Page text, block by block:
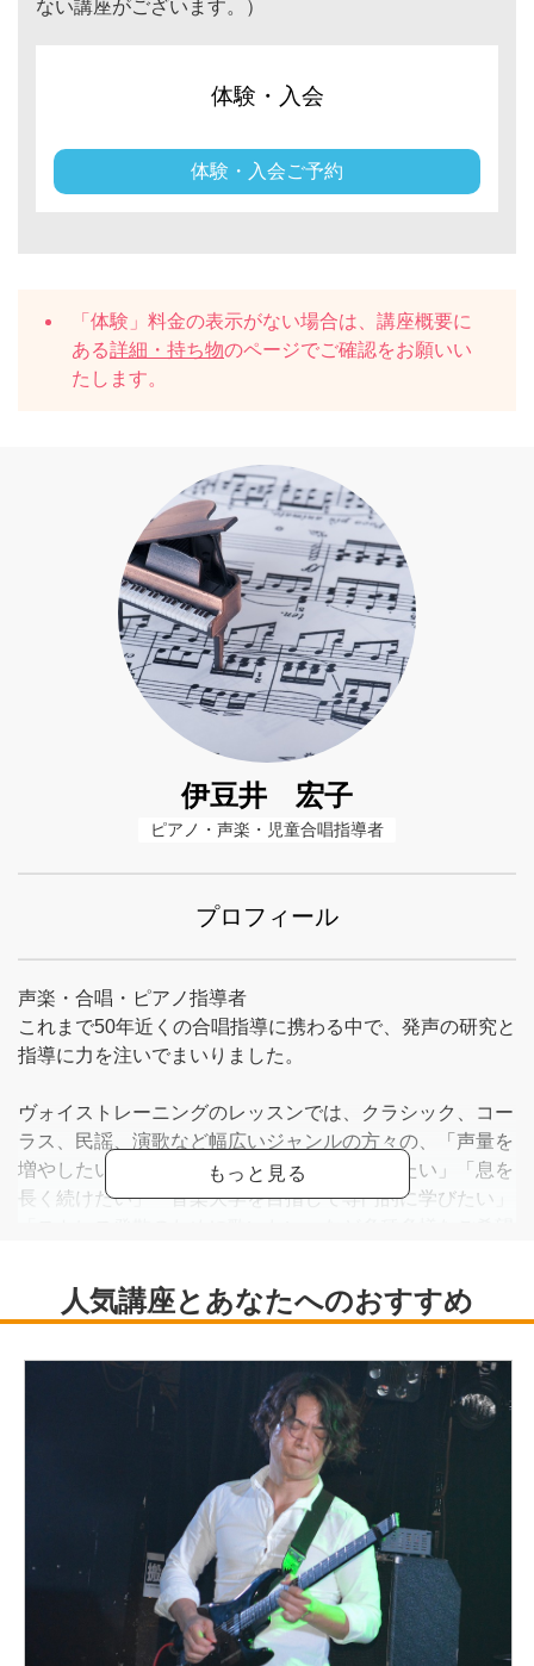
ない講座がございます。）
体験・入会
体験・入会ご予約
「体験」料金の表示がない場合は、講座概要に
ある詳細・持ち物のページでご確認をお願いい
たします。
伊豆井 宏子
ピアノ・声楽・児童合唱指導者
プロフィール
声楽・合唱・ピアノ指導者
これまで50年近くの合唱指導に携わる中で、発声の研究と
指導に力を注いでまいりました。
ヴォイストレーニングのレッスンでは、クラシック、コー
ラス、民謡、演歌など幅広いジャンルの方々の、「声量を
増やしたい」「高音・低音をスムーズに出したい」「息を
長く続けたい」「音楽大学を目指して専門的に学びたい」
行っています。
く、それぞれのライフステージや目標に合わせた無理のな
いレッスンを心がけています。また、発声や歌唱指導に加
え、ピアノやリトミックのレッスンも行っており、音楽を
通じた豊かな学びを大切にしています。
大阪教育大学音楽科卒業。教員としての経験も活かしなが
ら、皆様との出会いを大切に日々の指導にあたっていま
す。